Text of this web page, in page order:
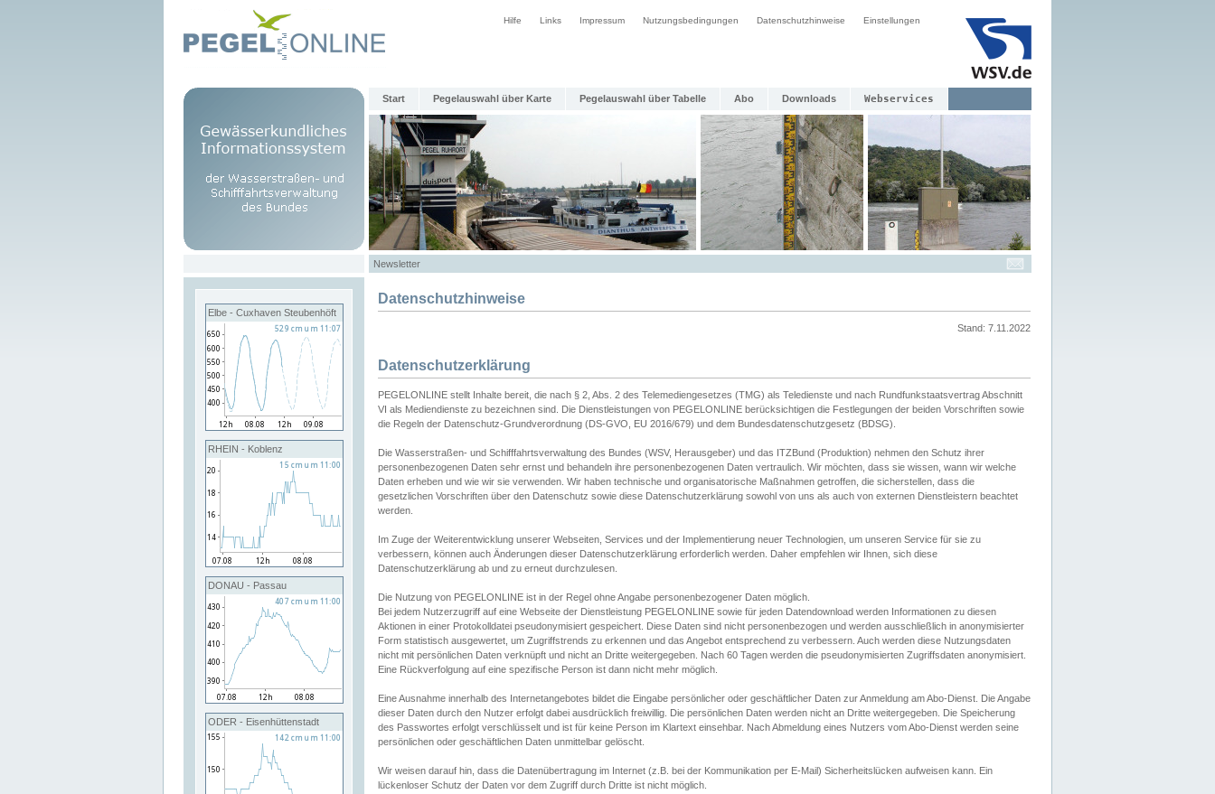
Hilfe Links Impressum Nutzungsbedingungen Datenschutzhinweise Einstellungen
Start Pegelauswahl über Karte Pegelauswahl über Tabelle Abo Downloads Webservices
Newsletter
Elbe - Cuxhaven Steubenhöft
RHEIN - Koblenz
DONAU - Passau
ODER - Eisenhüttenstadt
Datenschutzhinweise
Stand: 7.11.2022
Datenschutzerklärung
PEGELONLINE stellt Inhalte bereit, die nach § 2, Abs. 2 des Telemediengesetzes (TMG) als Teledienste und nach Rundfunkstaatsvertrag Abschnitt
VI als Mediendienste zu bezeichnen sind. Die Dienstleistungen von PEGELONLINE berücksichtigen die Festlegungen der beiden Vorschriften sowie
die Regeln der Datenschutz-Grundverordnung (DS-GVO, EU 2016/679) und dem Bundesdatenschutzgesetz (BDSG).
Die Wasserstraßen- und Schifffahrtsverwaltung des Bundes (WSV, Herausgeber) und das ITZBund (Produktion) nehmen den Schutz ihrer
personenbezogenen Daten sehr ernst und behandeln ihre personenbezogenen Daten vertraulich. Wir möchten, dass sie wissen, wann wir welche
Daten erheben und wie wir sie verwenden. Wir haben technische und organisatorische Maßnahmen getroffen, die sicherstellen, dass die
gesetzlichen Vorschriften über den Datenschutz sowie diese Datenschutzerklärung sowohl von uns als auch von externen Dienstleistern beachtet
werden.
Im Zuge der Weiterentwicklung unserer Webseiten, Services und der Implementierung neuer Technologien, um unseren Service für sie zu
verbessern, können auch Änderungen dieser Datenschutzerklärung erforderlich werden. Daher empfehlen wir Ihnen, sich diese
Datenschutzerklärung ab und zu erneut durchzulesen.
Die Nutzung von PEGELONLINE ist in der Regel ohne Angabe personenbezogener Daten möglich.
Bei jedem Nutzerzugriff auf eine Webseite der Dienstleistung PEGELONLINE sowie für jeden Datendownload werden Informationen zu diesen
Aktionen in einer Protokolldatei pseudonymisiert gespeichert. Diese Daten sind nicht personenbezogen und werden ausschließlich in anonymisierter
Form statistisch ausgewertet, um Zugriffstrends zu erkennen und das Angebot entsprechend zu verbessern. Auch werden diese Nutzungsdaten
nicht mit persönlichen Daten verknüpft und nicht an Dritte weitergegeben. Nach 60 Tagen werden die pseudonymisierten Zugriffsdaten anonymisiert.
Eine Rückverfolgung auf eine spezifische Person ist dann nicht mehr möglich.
Eine Ausnahme innerhalb des Internetangebotes bildet die Eingabe persönlicher oder geschäftlicher Daten zur Anmeldung am Abo-Dienst. Die Angabe
dieser Daten durch den Nutzer erfolgt dabei ausdrücklich freiwillig. Die persönlichen Daten werden nicht an Dritte weitergegeben. Die Speicherung
des Passwortes erfolgt verschlüsselt und ist für keine Person im Klartext einsehbar. Nach Abmeldung eines Nutzers vom Abo-Dienst werden seine
persönlichen oder geschäftlichen Daten unmittelbar gelöscht.
Wir weisen darauf hin, dass die Datenübertragung im Internet (z.B. bei der Kommunikation per E-Mail) Sicherheitslücken aufweisen kann. Ein
lückenloser Schutz der Daten vor dem Zugriff durch Dritte ist nicht möglich.